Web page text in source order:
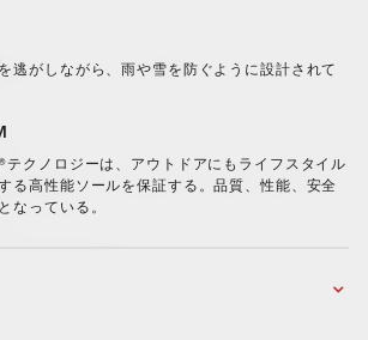
逃がしながら、雨や雪を防ぐように設計されて
テクノロジーは、アウトドアにもライフスタイル
る高性能ソールを保証する。品質、性能、安全
なっている。